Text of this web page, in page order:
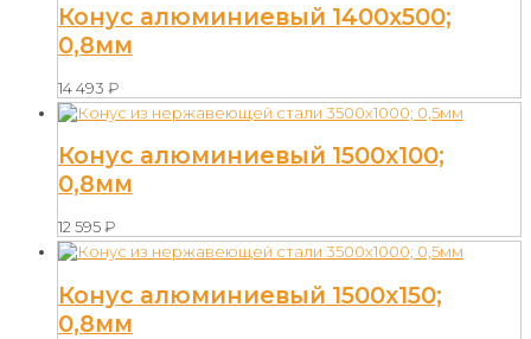
Конус алюминиевый 1400х500;
0,8мм
14 493 ₽
Конус алюминиевый 1500х100;
0,8мм
12 595₽
Конус алюминиевый 1500х150;
0,8мм